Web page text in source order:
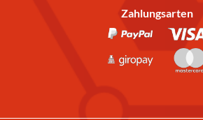
Zahlungsarten